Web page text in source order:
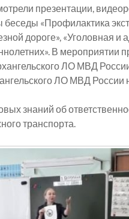
презентации,
«Профилактика
дороге», «Уголовная и
В мероприятии
ЛО МВД
ЛО МВД России
знаний об
транспорта.